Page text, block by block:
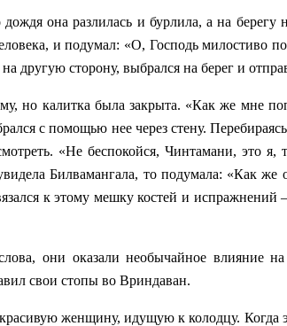
она разлилась и бурлила, а на
и подумал: «О, Господь милостиво
другую сторону, выбрался на берег и
но калитка была закрыта. «Как же мне
с помощью нее через стену.
«Не беспокойся, Чинтамани, это я,
Билвамангала, то подумала: «Как
к этому мешку костей и
они оказали необычайное влияние на
свои стопы во Вриндаван.
женщину, идущую к колодцу. Когда